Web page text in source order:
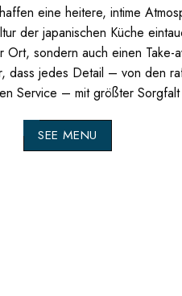
eine heitere, intime
der japanischen Küche
Ort, sondern auch einen Take-
dass jedes Detail – von den
Service – mit größter
SEE MENU